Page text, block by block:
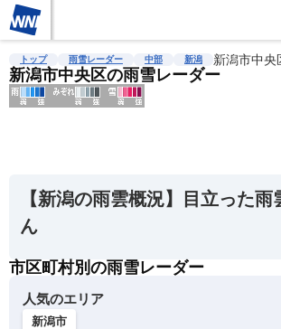
雨雲レーダー 台風情報 地震情報 警報・注
トップ 雨雪レーダー 中部 新潟 新潟市中央
新潟市中央区の雨雪レーダー
天
【新潟の雨雲概況】目立った
ん
市区町村別の雨雪レーダー
人気のエリア
新潟市